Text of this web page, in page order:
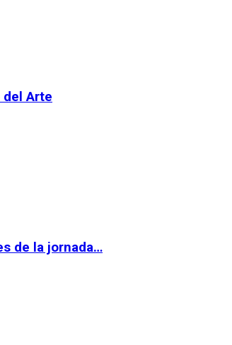
del Arte
de la jornada…